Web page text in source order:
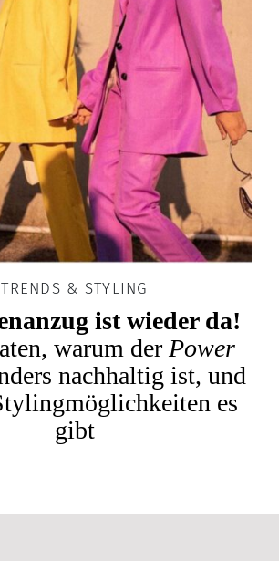
TRENDS & STYLING
ist wieder da!
warum der Power
nachhaltig ist, und
es
gibt